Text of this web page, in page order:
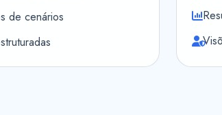
de cenários